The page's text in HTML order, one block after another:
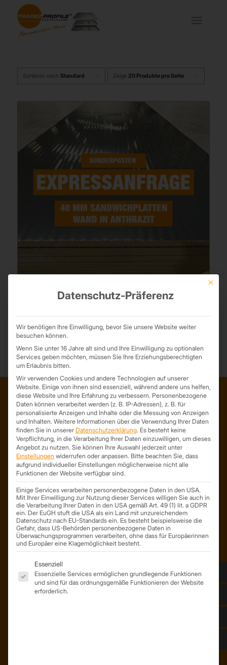
Sortieren nach Standard Zeige 20 Produkte pro Seite
Anthrazit
ADRESSE
Trapezprofile Deutschland
ist ein Geschäftsbereich der
On Spot Service GmbH
Söllichauer Straße 7
04356 Leipzig
Mail: info@trapezprofile-deutschland.de
Tel.: +49 341 520 19 139
Mit
Datenschutz-Präferenz
Wir benötigen Ihre Einwilligung, bevor Sie unsere Website weiter
besuchen können.
Wenn Sie unter 16 Jahre alt sind und Ihre Einwilligung zu optionalen
Services geben möchten, müssen Sie Ihre Erziehungsberechtigten
um Erlaubnis bitten.
Wir verwenden Cookies und andere Technologien auf unserer
Website. Einige von ihnen sind essenziell, während andere uns helfen,
diese Website und Ihre Erfahrung zu verbessern. Personenbezogene
Daten können verarbeitet werden (z. B. IP-Adressen), z. B. für
personalisierte Anzeigen und Inhalte oder die Messung von Anzeigen
und Inhalten. Weitere Informationen über die Verwendung Ihrer Daten
finden Sie in unserer Datenschutzerklärung. Es besteht keine
Verpflichtung, in die Verarbeitung Ihrer Daten einzuwilligen, um dieses
Angebot zu nutzen. Sie können Ihre Auswahl jederzeit unter
Einstellungen widerrufen oder anpassen. Bitte beachten Sie, dass
aufgrund individueller Einstellungen möglicherweise nicht alle
Funktionen der Website verfügbar sind.
Einige Services verarbeiten personenbezogene Daten in den USA.
Mit Ihrer Einwilligung zur Nutzung dieser Services willigen Sie auch in
die Verarbeitung Ihrer Daten in den USA gemäß Art. 49 (1) lit. a GDPR
ein. Der EuGH stuft die USA als ein Land mit unzureichendem
Datenschutz nach EU-Standards ein. Es besteht beispielsweise die
Gefahr, dass US-Behörden personenbezogene Daten in
Überwachungsprogrammen verarbeiten, ohne dass für Europäerinnen
und Europäer eine Klagemöglichkeit besteht.
Es folgt eine Liste der Service-Gruppen, für die eine
Essenziell
Essenzielle Services ermöglichen grundlegende Funktionen
und sind für das ordnungsgemäße Funktionieren der Website
erforderlich.